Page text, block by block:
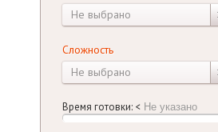
Не выбрано
Сложность
Не выбрано
Время готовки: <